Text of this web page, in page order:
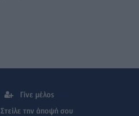
Γίνε μέλος
Στείλε την άποψή σου